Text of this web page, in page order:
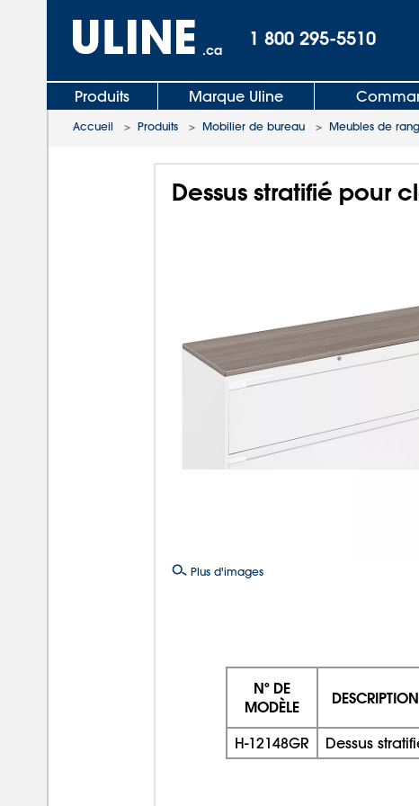
.ca
1 800 295-5510
Produits Marque Uline
Accueil > Produits > Mobilier de bureau > Meubles de
Dessus stratifié pour
Plus d'images
Nº DE
MODÈLE
DESCRIPTION
H-12148GR Dessus